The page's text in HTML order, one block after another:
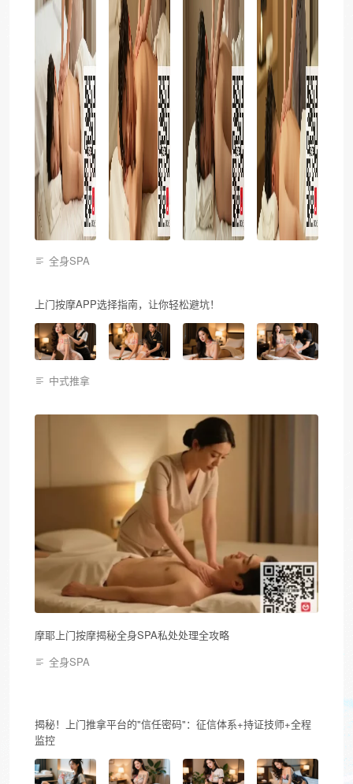
全身SPA
上门按摩APP选择指南，让你轻松避坑！
中式推拿
摩耶上门按摩揭秘全身SPA私处处理全攻略
全身SPA
揭秘！上门推拿平台的"信任密码"：征信体系+持证技师+全程
监控